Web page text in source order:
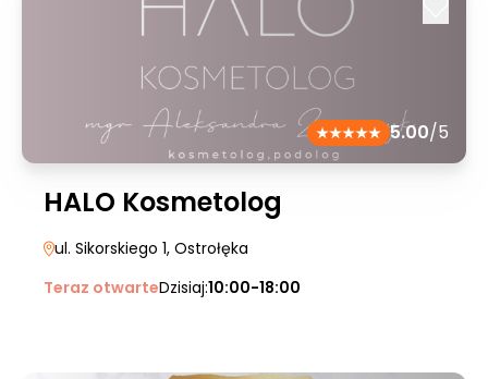
5.00/5
HALO Kosmetolog
ul. Sikorskiego 1, Ostrołęka
Teraz otwarteDzisiaj:10:00-18:00